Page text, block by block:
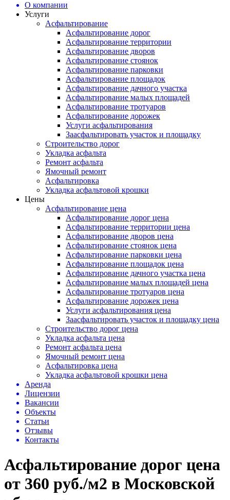
О компании
Услуги
Асфальтирование
Асфальтирование дорог
Асфальтирование территории
Асфальтирование дворов
Асфальтирование стоянок
Асфальтирование парковки
Асфальтирование площадок
Асфальтирование дачного участка
Асфальтирование малых площадей
Асфальтирование тротуаров
Асфальтирование дорожек
Услуги асфальтирования
Заасфальтировать участок и площадку
Строительство дорог
Укладка асфальта
Ремонт асфальта
Ямочный ремонт
Асфальтировка
Укладка асфальтовой крошки
Цены
Асфальтирование цена
Асфальтирование дорог цена
Асфальтирование территории цена
Асфальтирование дворов цена
Асфальтирование стоянок цена
Асфальтирование парковки цена
Асфальтирование площадок цена
Асфальтирование дачного участка цена
Асфальтирование малых площадей цена
Асфальтирование тротуаров цена
Асфальтирование дорожек цена
Услуги асфальтирования цена
Заасфальтировать участок и площадку цена
Строительство дорог цена
Укладка асфальта цена
Ремонт асфальта цена
Ямочный ремонт цена
Асфальтировка цена
Укладка асфальтовой крошки цена
Аренда
Лицензии
Вакансии
Объекты
Статьи
Отзывы
Контакты
Асфальтирование дорог цена
от 360 руб./м2 в Московской